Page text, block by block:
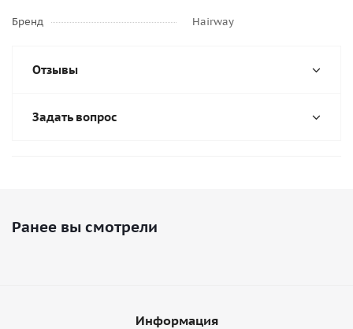
Бренд Hairway
Отзывы
Задать вопрос
Ранее вы смотрели
Информация